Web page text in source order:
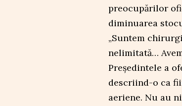
preocupărilor
diminuarea
„Suntem
nelimitată…
Președintele a
descriind-o ca
aeriene. Nu au